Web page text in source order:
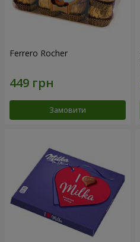
Ferrero Rocher
Замовити